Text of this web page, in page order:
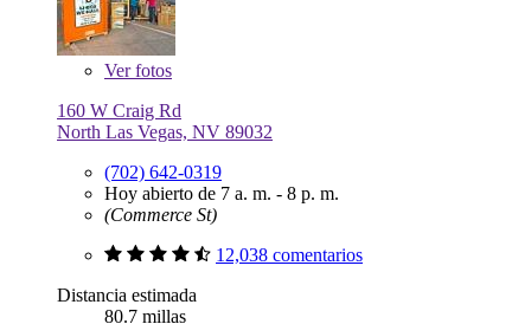
Verfotos
160 W Craig Rd
North Las Vegas, NV 89032
(702) 642-0319
Hoy abierto de 7 a. m. - 8 p. m.
(Commerce St)
12,038 comentarios
Distancia estimada
80.7 millas